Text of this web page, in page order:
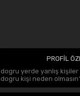
PROFİL
dogru yerde yanlış kişiler
dogru kişi neden